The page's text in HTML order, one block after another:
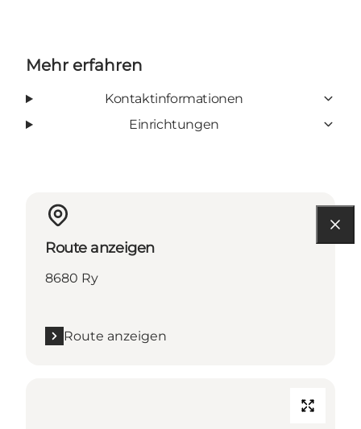
Mehr erfahren
Kontaktinformationen
Einrichtungen
Route anzeigen
8680 Ry
Route anzeigen